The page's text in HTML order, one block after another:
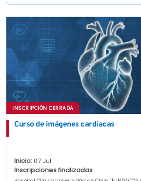
INSCRIPCIÓN CERRADA
Curso de imágenes cardíacas
Inicio:07 Jul
Inscripciones finalizadas